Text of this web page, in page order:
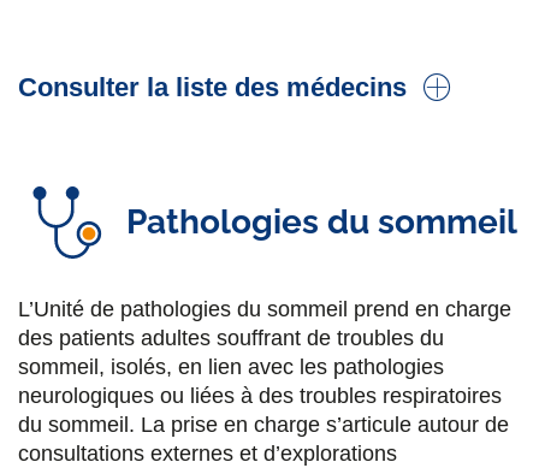
Consulter la liste des médecins
Neurologue, praticien titulaire.
plaques,électrophysiologie
Neurologue, assistant.
Dr Sarah Coulette
Neurologue, praticien titulaire.Parkinsonet
mouvements anormaux
Pathologies du sommeil
L’Unité de pathologies du sommeil prend en charge
des patients adultes souffrant de troubles du
sommeil, isolés, en lien avec les pathologies
neurologiques ou liées à des troubles respiratoires
du sommeil. La prise en charge s’articule autour de
consultations externes et d’explorations